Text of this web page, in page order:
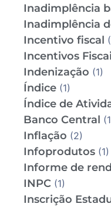
Inadimplência
Inadimplência
Incentivo fiscal
Incentivos
Indenização (1)
Índice (1)
Índice de
Banco Central
Inflação (2)
Infoprodutos (1)
Informe de
INPC (1)
Inscrição